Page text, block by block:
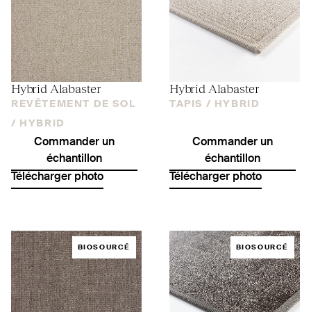
Hybrid Alabaster
REVÊTEMENT DE SOL
/
HYBRID
Commander un
échantillon
Télécharger photo
Hybrid Alabaster
TAPIS / HYBRID
Commander un
échantillon
Télécharger photo
BIOSOURCÉ BIOSOURCÉ